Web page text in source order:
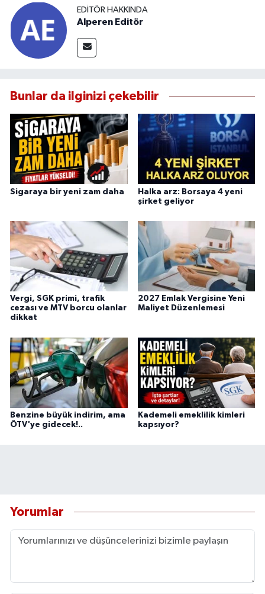
EDITÖR HAKKINDA
Alperen Editör
Bunlar da ilginizi çekebilir
Sigaraya bir yeni zam daha
Halka arz: Borsaya 4 yeni
şirket geliyor
Vergi, SGK primi, trafik
cezası ve MTV borcu olanlar
dikkat
2027 Emlak Vergisine Yeni
Maliyet Düzenlemesi
Benzine büyük indirim, ama
ÖTV'ye gidecek!..
Kademeli emeklilik kimleri
kapsıyor?
Yorumlar